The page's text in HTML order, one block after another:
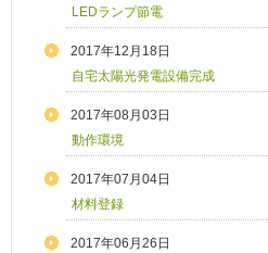
LEDランプ節電
2017年12月18日
自宅太陽光発電設備完成
2017年08月03日
動作環境
2017年07月04日
材料登録
2017年06月26日